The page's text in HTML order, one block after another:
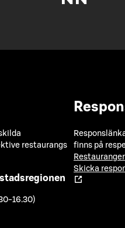
restaurangs
16.30)
finns på
Restauranger
Skicka